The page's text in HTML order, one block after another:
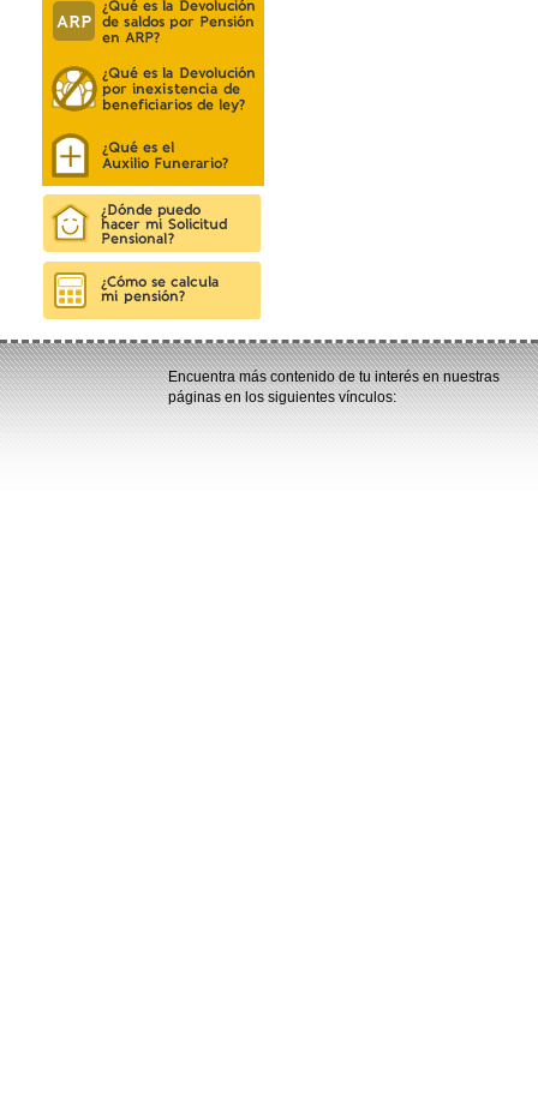
Encuentra más contenido de tu interés en nuestras
páginas en los siguientes vínculos: